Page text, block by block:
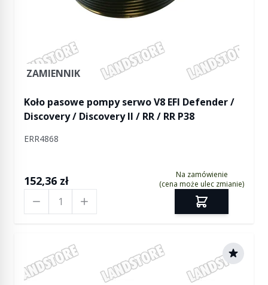
ZAMIENNIK
Koło pasowe pompy serwo V8 EFI Defender /
Discovery / Discovery II / RR / RR P38
ERR4868
152,36 zł
Na zamówienie
(cena może ulec zmianie)